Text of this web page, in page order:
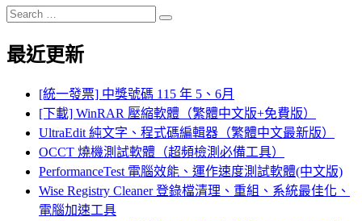
Search
for:
Search
最近更新
[統一發票] 中獎號碼 115 年 5、6月
[下載] WinRAR 壓縮軟體（繁體中文版+免費版）
UltraEdit 純文字、程式碼編輯器（繁體中文最新版）
OCCT 燒機測試軟體（超頻檢測必備工具）
PerformanceTest 電腦效能、運作速度測試軟體(中文版)
Wise Registry Cleaner 登錄檔清理、重組、系統最佳化、
電腦加速工具